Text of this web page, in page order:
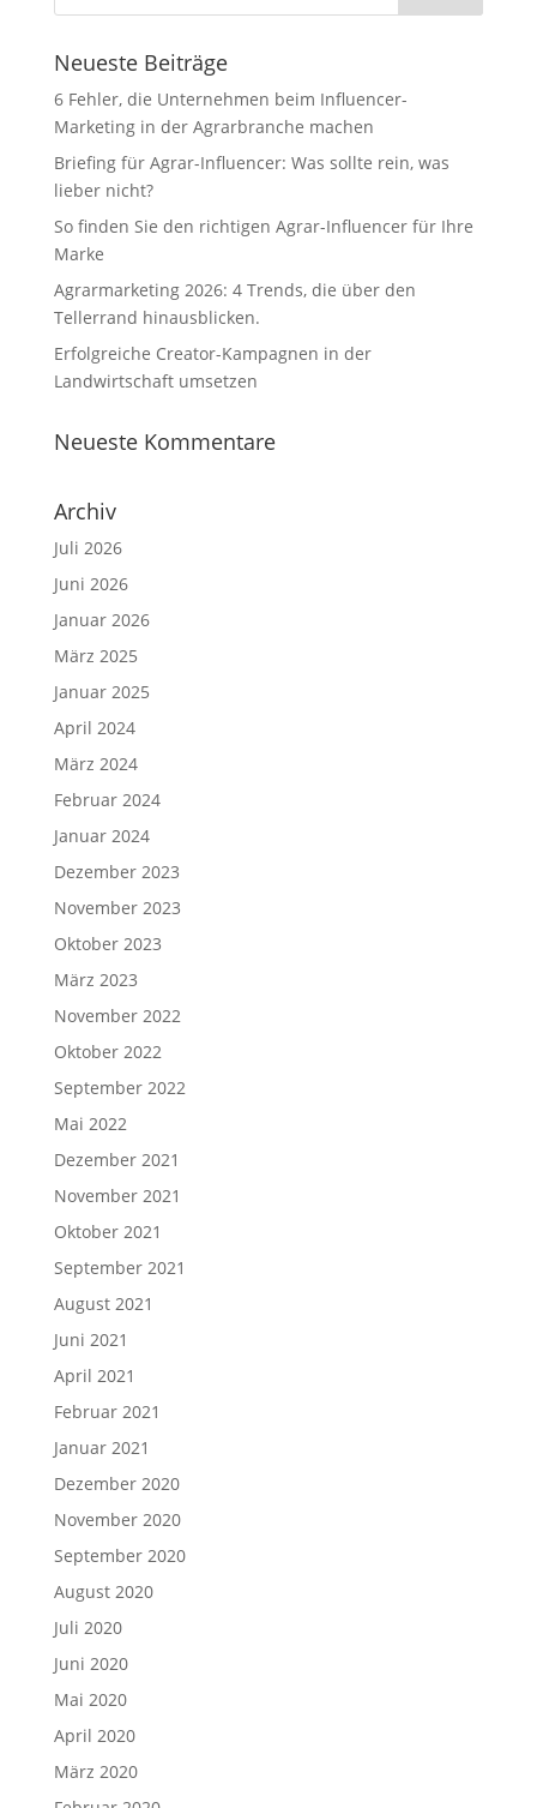
Neueste Beiträge
6 Fehler, die Unternehmen beim Influencer-
Marketing in der Agrarbranche machen
Briefing für Agrar-Influencer: Was sollte rein, was
lieber nicht?
So finden Sie den richtigen Agrar-Influencer für Ihre
Marke
Agrarmarketing 2026: 4 Trends, die über den
Tellerrand hinausblicken.
Erfolgreiche Creator-Kampagnen in der
Landwirtschaft umsetzen
Neueste Kommentare
Archiv
Juli 2026
Juni 2026
Januar 2026
März 2025
Januar 2025
April 2024
März 2024
Februar 2024
Januar 2024
Dezember 2023
November 2023
Oktober 2023
März 2023
November 2022
Oktober 2022
September 2022
Mai 2022
Dezember 2021
November 2021
Oktober 2021
September 2021
August 2021
Juni 2021
April 2021
Februar 2021
Januar 2021
Dezember 2020
November 2020
September 2020
August 2020
Juli 2020
Juni 2020
Mai 2020
April 2020
März 2020